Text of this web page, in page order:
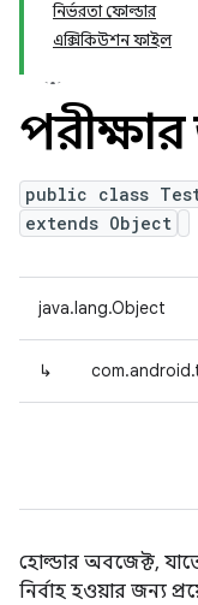
নির্ভরতা ফোল্ডার
এক্সিকিউশন ফাইল
public class
extends Object
java.lang.Object
↳
হোল্ডার অবজেক্ট, যাতে
নির্বাহ হওয়ার জন্য